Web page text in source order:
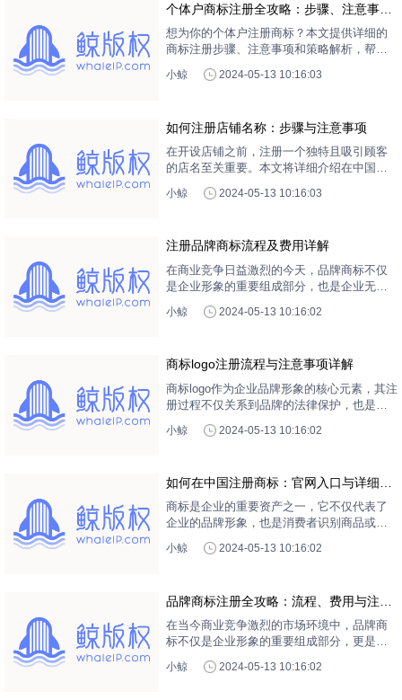
项，帮助您顺利完成品牌命名的重要步骤。
个体户商标注册全攻略：步骤、注意事项
与策略解析
想为你的个体户注册商标？本文提供详细的
商标注册步骤、注意事项和策略解析，帮助
你轻松完成商标申请，让你的品牌更具竞争
力！
小鲸 2024-05-13 10:16:03
如何注册店铺名称：步骤与注意事项
在开设店铺之前，注册一个独特且吸引顾客
的店名至关重要。本文将详细介绍在中国注
册店名的流程、所需材料以及注意事项，帮
助您顺利完成店名注册，为您的商业之路打
小鲸 2024-05-13 10:16:03
注册品牌商标流程及费用详解
在商业竞争日益激烈的今天，品牌商标不仅
是企业形象的重要组成部分，也是企业无形
资产的核心。注册品牌商标可以有效保护企
业的知识产权，防止他人侵权。本文将详细
标注册。
小鲸 2024-05-13 10:16:02
商标logo注册流程与注意事项详解
商标logo作为企业品牌形象的核心元素，其注
册过程不仅关系到品牌的法律保护，也是企
细介绍商标logo的注册流程、所需材料以及在
小鲸 2024-05-13 10:16:02
如何在中国注册商标：官网入口与详细步
骤指南
商标是企业的重要资产之一，它不仅代表了
企业的品牌形象，也是消费者识别商品或服
务来源的标志。在中国，注册商标是保护品
牌权益的法定途径。本文将详细介绍中国注
功注册商标。
小鲸 2024-05-13 10:16:02
品牌商标注册全攻略：流程、费用与注意
事项
在当今商业竞争激烈的市场环境中，品牌商
标不仅是企业形象的重要组成部分，更是企
业无形资产的核心。因此，了解品牌商标注
册的流程、费用以及注意事项，对于企业来
小鲸 2024-05-13 10:16:02